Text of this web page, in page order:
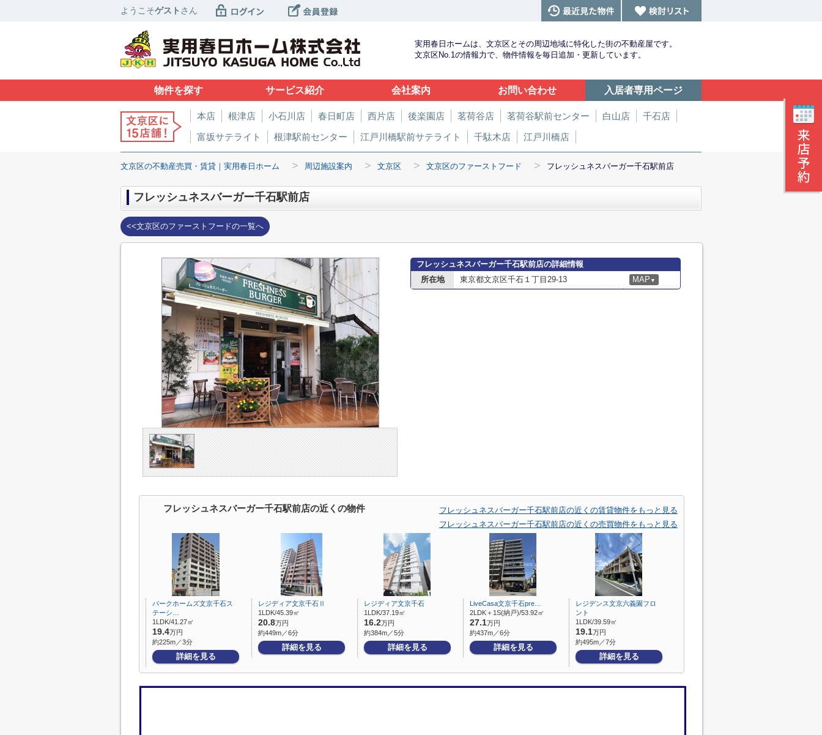
ようこそゲスト さん
実用春日ホームは、文京区とその周辺地域に特化した街の不動産屋です。
文京区No.1の情報力で、物件情報を毎日追加・更新しています。
物件を探す サービス紹介 会社案内 お問い合わせ 入居者専用ページ
本店 根津店 小石川店 春日町店 西片店 後楽園店 茗荷谷店 茗荷谷駅前センター 白山店
千石店
富坂サテライト
根津駅前センター 江戸川橋駅前サテライト 千駄木店 江戸川橋店
文京区の不動産売買・賃貸｜実用春日ホーム > 周辺施設案内 > 文京区 > 文京区のファーストフード > フレッシュネスバーガー千石駅前店
フレッシュネスバーガー千石駅前店
<<文京区のファーストフードの一覧へ
フレッシュネスバーガー千石駅前店の詳細情報
所在地
東京都文京区千石１丁目29-13 MAP ▼
フレッシュネスバーガー千石駅前店の近くの物件
フレッシュネスバーガー千石駅前店の近くの賃貸物件をもっと見る
フレッシュネスバーガー千石駅前店の近くの売買物件をもっと見る
パークホームズ文京千石ス
テーシ…
1LDK/41.27㎡
19.4万円
約225m／3分
詳細を見る
レジディア文京千石Ⅱ
1LDK/45.39㎡
20.8万円
約449m／6分
詳細を見る
レジディア文京千石
1LDK/37.19㎡
16.2万円
約384m／5分
詳細を見る
LiveCasa文京千石pre…
2LDK＋1S(納戸)/53.92㎡
27.1万円
約437m／6分
詳細を見る
レジデンス文京六義園フロ
ント
1LDK/39.59㎡
19.1万円
約495m／7分
詳細を見る